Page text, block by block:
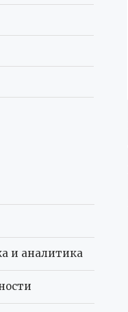
и аналитика